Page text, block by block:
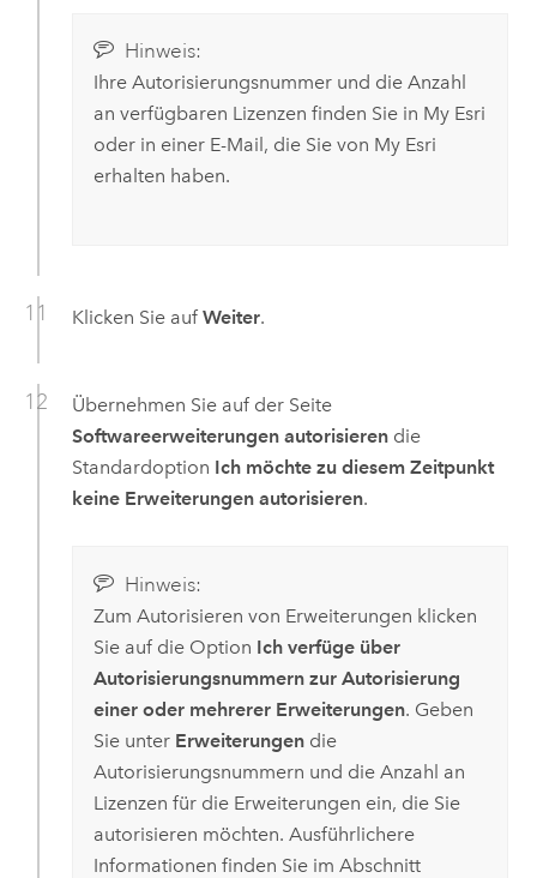
Hinweis:
Ihre Autorisierungsnummer und die Anzahl
an verfügbaren Lizenzen finden Sie in My Esri
oder in einer E-Mail, die Sie von My Esri
erhalten haben.
Klicken Sie auf Weiter.
Übernehmen Sie auf der Seite
Softwareerweiterungen autorisierendie
Standardoption Ich möchte zu diesem Zeitpunkt
keine Erweiterungen autorisieren.
Hinweis:
Zum Autorisieren von Erweiterungen klicken
Sie auf die Option Ich verfüge über
Autorisierungsnummern zur Autorisierung
einer oder mehrerer Erweiterungen. Geben
Sie unter Erweiterungendie
Autorisierungsnummern und die Anzahl an
Lizenzen für die Erweiterungen ein, die Sie
autorisieren möchten. Ausführlichere
Informationen finden Sie im Abschnitt